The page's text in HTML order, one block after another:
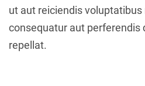
ut aut reiciendis
consequatur aut perferendis
repellat.